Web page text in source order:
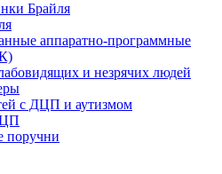
Брайля
аппаратно-программные
и незрячих людей
с ДЦП и аутизмом
поручни